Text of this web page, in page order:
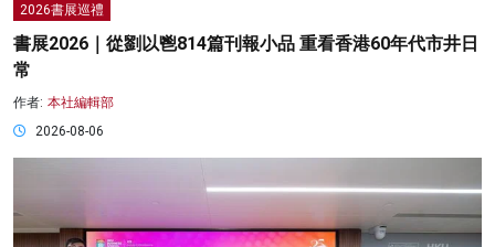
2026書展巡禮
書展2026｜從劉以鬯814篇刊報小品 重看香港60年代市井日
常
作者: 本社編輯部
2026-08-06